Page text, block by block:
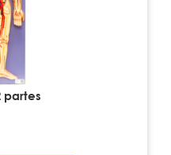
partes